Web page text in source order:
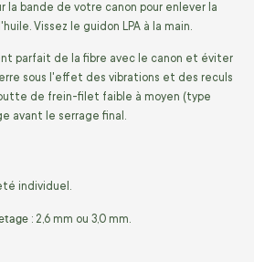
la bande de votre canon pour enlever la
Vissez le guidon LPA à la main.
parfait de la fibre avec le canon et éviter
sous l'effet des vibrations et des reculs
de frein-filet faible à moyen (type
avant le serrage final.
individuel.
: 2,6 mm ou 3,0 mm.